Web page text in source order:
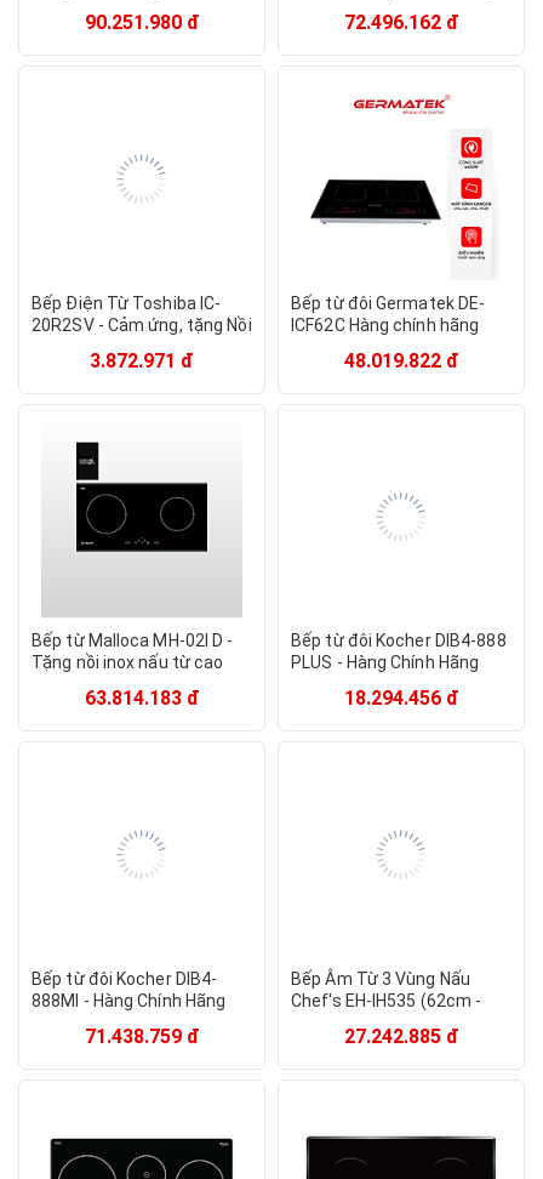
90.251.980 đ 72.496.162 đ
Bếp Điện Từ Toshiba IC-
20R2SV - Cảm ứng, tặng Nồi
mức công suất, model 2023
- Hàng chính hãng
3.872.971 đ
Bếp từ đôi Germatek DE-
ICF62C Hàng chính hãng
48.019.822 đ
Bếp từ Malloca MH-02I D -
Tặng nồi inox nấu từ cao
kính bếp - Hàng chính hãng
63.814.183 đ
Bếp từ đôi Kocher DIB4-888
PLUS - Hàng Chính Hãng
18.294.456 đ
Bếp từ đôi Kocher DIB4-
888MI - Hàng Chính Hãng
71.438.759 đ
Bếp Âm Từ 3 Vùng Nấu
Chef's EH-IH535 (62cm -
27.242.885 đ